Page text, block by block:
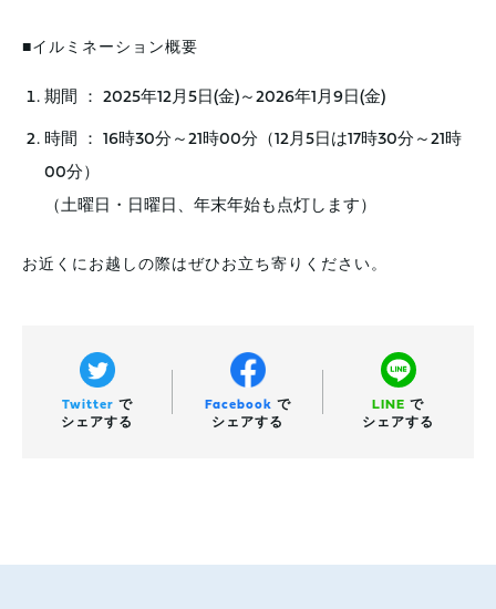
■イルミネーション概要
期間 ： 2025年12月5日(金)～2026年1月9日(金)
時間 ： 16時30分～21時00分（12月5日は17時30分～21時
00分）
（土曜日・日曜日、年末年始も点灯します）
お近くにお越しの際はぜひお立ち寄りください。
Twitter で
シェアする
Facebook で
シェアする
LINE で
シェアする